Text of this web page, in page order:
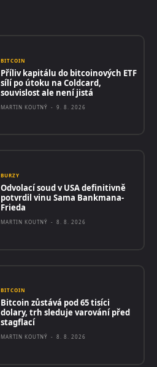
BITCOIN
Příliv kapitálu do bitcoinových ETF
sílí po útoku na Coldcard,
souvislost ale není jistá
MARTIN KOUTNÝ - 9. 8. 2026
BURZY
Odvolací soud v USA definitivně
potvrdil vinu Sama Bankmana-
Frieda
MARTIN KOUTNÝ - 8. 8. 2026
BITCOIN
Bitcoin zůstává pod 65 tisíci
dolary, trh sleduje varování před
stagflací
MARTIN KOUTNÝ - 8. 8. 2026